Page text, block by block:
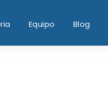
Equipo Blog